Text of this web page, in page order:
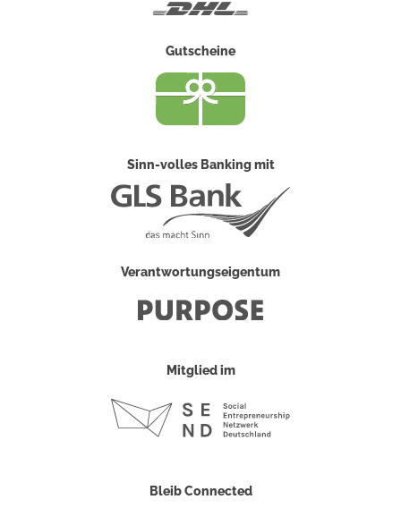
Gutscheine
Sinn-volles Banking mit
Verantwortungseigentum
Mitglied im
Bleib Connected